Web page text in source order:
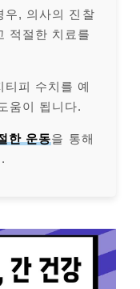
우, 의사의 진찰
적절한 치료를
피 수치를 예
움이 됩니다.
한 운동을 통해